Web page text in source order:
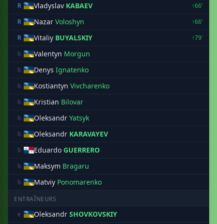
R
Vladyslav KABAEV
↑66'
R
Nazar Voloshyn
↑66'
R
Vitaliy BUYALSKIY
↑79'
b
Valentyn Morgun
b Denys Ignatenko
b Kostiantyn Vivcharenko
b Kristian Bilovar
b Oleksandr Yatsyk
b Oleksandr KARAVAYEV
b Eduardo GUERRERO
b Maksym Bragaru
b Matviy Ponomarenko
ENTRAÎNEURS
e
Oleksandr SHOVKOVSKIY